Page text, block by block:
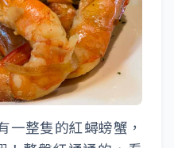
一整隻的紅蟳螃蟹，